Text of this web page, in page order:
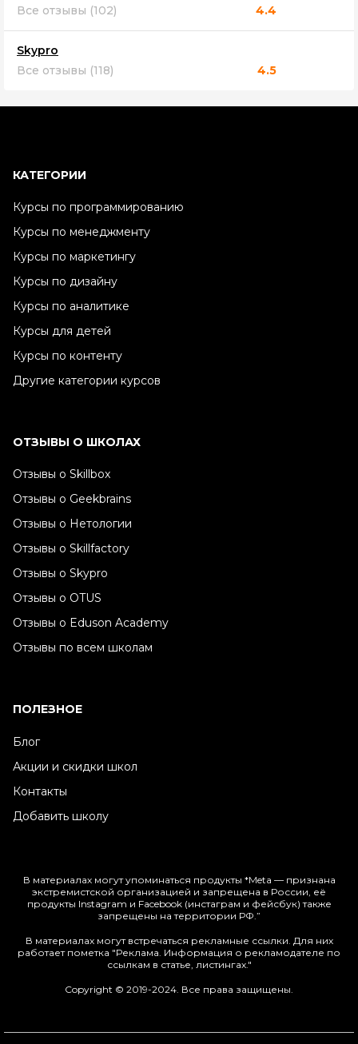
Все отзывы (102)
4.4
Skypro
Все отзывы (118)
4.5
КАТЕГОРИИ
Курсы по программированию
Курсы по менеджменту
Курсы по маркетингу
Курсы по дизайну
Курсы по аналитике
Курсы для детей
Курсы по контенту
Другие категории курсов
ОТЗЫВЫ О ШКОЛАХ
Отзывы о Skillbox
Отзывы о Geekbrains
Отзывы о Нетологии
Отзывы о Skillfactory
Отзывы о Skypro
Отзывы о OTUS
Отзывы о Eduson Academy
Отзывы по всем школам
ПОЛЕЗНОЕ
Блог
Акции и скидки школ
Контакты
Добавить школу
В материалах могут упоминаться продукты *Meta — признана
экстремистской организацией и запрещена в России, её
продукты Instagram и Facebook (инстаграм и фейсбук) также
запрещены на территории РФ.”
В материалах могут встречаться рекламные ссылки. Для них
работает пометка "Реклама. Информация о рекламодателе по
ссылкам в статье, листингах."
Copyright © 2019-2024. Все права защищены.